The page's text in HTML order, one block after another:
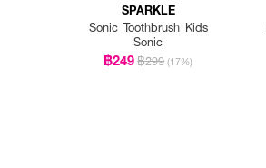
SPARKLE
Sonic Toothbrush Kids
Sonic
฿249฿299 (17%)